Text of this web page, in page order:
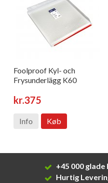
Foolproof Kyl- och
Frysunderlägg K60
kr.375
Info Køb
+45 000 glade
Hurtig